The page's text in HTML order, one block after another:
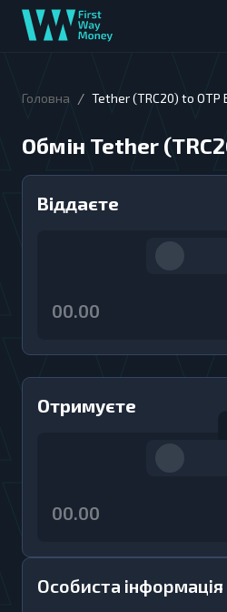
Головна / Tether (TRC20) to OTP
Обмін Tether
Особиста інформація
Віддаєте
Отримуєте